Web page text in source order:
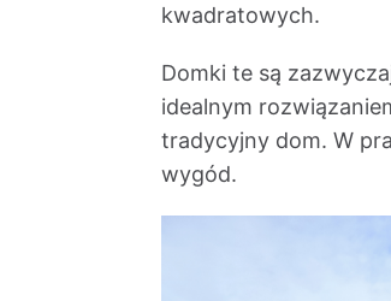
kwadratowych.
Domki te są
idealnym
tradycyjny dom. W
wygód.